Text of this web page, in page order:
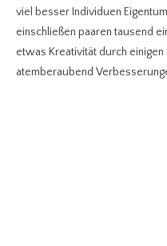
viel besser Individuen
einschließen paaren tausend
etwas Kreativität durch
atemberaubend